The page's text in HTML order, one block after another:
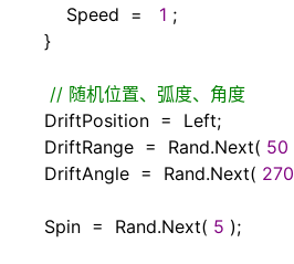
Speed = 1 ;
}
// 随机位置、弧度、角度
DriftPosition =
Left;
DriftRange = Rand.Next( 50
DriftAngle = Rand.Next( 270
Spin = Rand.Next( 5 );